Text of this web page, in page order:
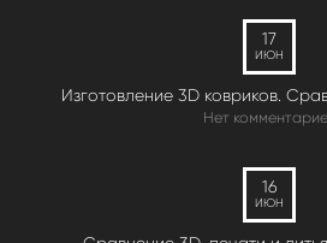
17
ИЮН
Изготовление 3D ковриков.
Нет
16
ИЮН